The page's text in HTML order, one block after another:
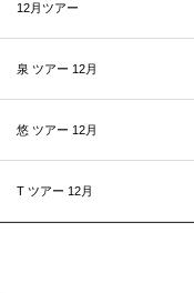
12月ツアー
泉 ツアー 12月
悠 ツアー 12月
T ツアー 12月